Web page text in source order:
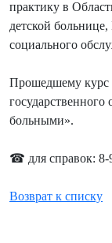
практику в
детской
социального
Прошедшему курс
государственного
больными».
☎ для справок: 8-
Возврат к списку